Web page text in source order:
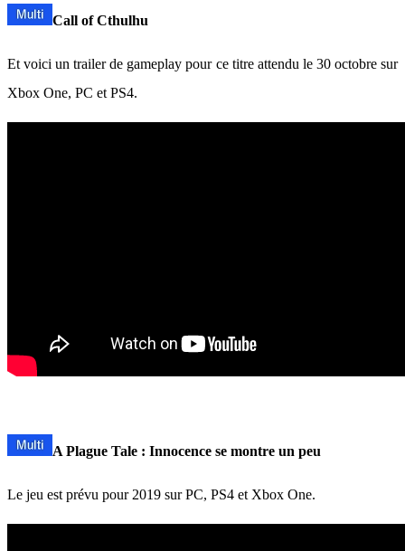
Call of Cthulhu
Et voici un trailer de gameplay pour ce titre attendu le 30 octobre sur
Xbox One, PC et PS4.
A Plague Tale : Innocence se montre un peu
Le jeu est prévu pour 2019 sur PC, PS4 et Xbox One.